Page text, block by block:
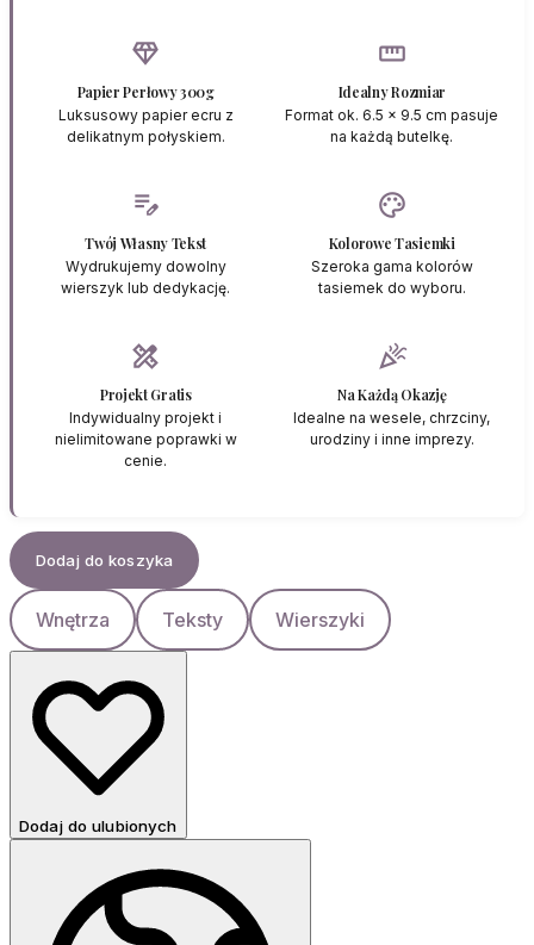
diamond
Papier Perłowy 300g
Luksusowy papier ecru z
delikatnym połyskiem.
straighten
Idealny Rozmiar
Format ok. 6.5 x 9.5 cm pasuje
na każdą butelkę.
edit_note
Twój Własny Tekst
Wydrukujemy dowolny
wierszyk lub dedykację.
palette
Kolorowe Tasiemki
Szeroka gama kolorów
tasiemek do wyboru.
design_services
Projekt Gratis
Indywidualny projekt i
nielimitowane poprawki w
cenie.
celebration
Na Każdą Okazję
Idealne na wesele, chrzciny,
urodziny i inne imprezy.
Dodaj do koszyka
Wnętrza Teksty Wierszyki
Dodaj do ulubionych